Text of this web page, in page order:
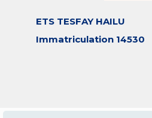
ETS TESFAY HAILU
Immatriculation 14530